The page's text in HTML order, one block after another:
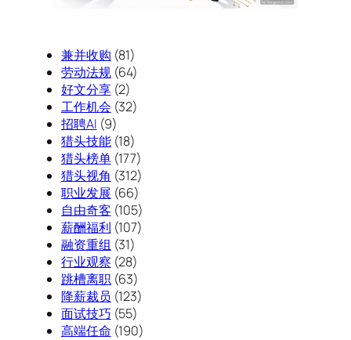
兼并收购 (81)
劳动法规(64)
好文分享(2)
工作机会 (32)
招聘AI (9)
猎头技能(18)
猎头榜单(177)
猎头视角 (312)
职业发展 (66)
自由奇客 (105)
薪酬福利 (107)
融资重组 (31)
行业观察 (28)
跳槽离职(63)
降薪裁员 (123)
面试技巧 (55)
高端任命 (190)